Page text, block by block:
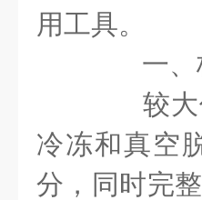
用工具。
一、
较大优
冷冻和真空
分，同时完